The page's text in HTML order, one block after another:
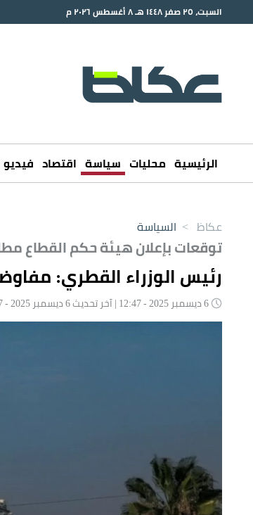
السبت، ٢٥ صفر ١٤٤٨ هـ ٨ أغسطس ٢٠٢٦ م
الرئيسية محليات سياسة اقتصاد فيديو
عكاظ > السياسة
توقعات بإعلان هيئة حكم القطاع
رئيس الوزراء القطري: